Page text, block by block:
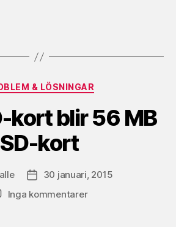
Kategorier
& LÖSNINGAR
kort blir 56 MB
SD-kort
Inläggsdatum
30 januari, 2015
Inga kommentarertill